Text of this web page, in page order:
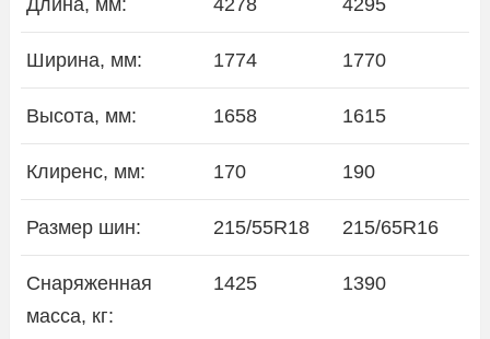
Ширина, мм: 1774 1770
Высота, мм: 1658 1615
Клиренс, мм: 170 190
Размер шин: 215/55R18 215/65R16
Снаряженная
масса, кг:
1425 1390